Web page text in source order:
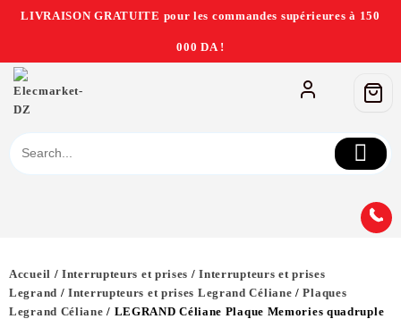
LIVRAISON GRATUITE pour les commandes supérieures à 150
000 DA !
Accueil /Interrupteurs et prises /Interrupteurs et prises
Legrand /Interrupteurs et prises Legrand Céliane /Plaques
Legrand Céliane / LEGRAND Céliane Plaque Memories quadruple